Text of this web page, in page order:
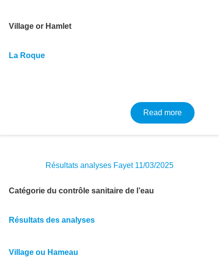
Village or Hamlet
La Roque
Read moreabout
Résultats analyses Fayet 11/03/2025
Catégorie du contrôle sanitaire de l’eau
Résultats des analyses
Village ou Hameau